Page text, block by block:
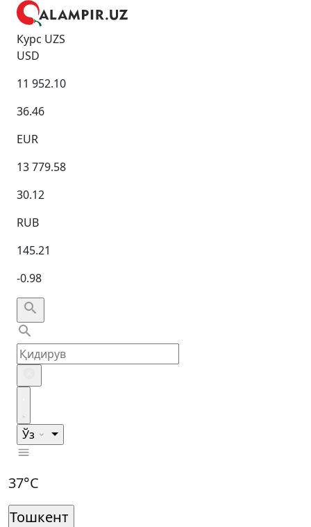
Курс UZS
USD
11 952.10
36.46
EUR
13 779.58
30.12
RUB
145.21
-0.98
Ўз
37°C
Тошкент